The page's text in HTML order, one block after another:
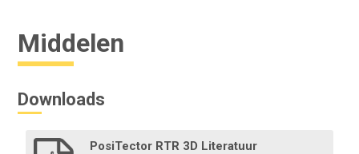
Middelen
Downloads
PosiTector RTR 3D Literatuur